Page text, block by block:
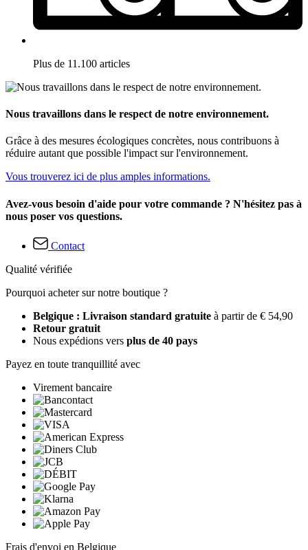
Plus de 11.100 articles
Nous travaillons dans le respect de notre environnement.
Grâce à des mesures écologiques concrètes, nous contribuons à
réduire autant que possible l'impact sur l'environnement.
Vous trouverez ici de plus amples informations.
Avez-vous besoin d'aide pour votre commande ? N'hésitez pas à
nous poser vos questions.
Contact
Qualité vérifiée
Pourquoi acheter sur notre boutique ?
Belgique : Livraison standard gratuite à partir de € 54,90
Retour gratuit
Nous expédions vers plus de 40 pays
Payez en toute tranquillité avec
Virement bancaire
Frais d'envoi en Belgique